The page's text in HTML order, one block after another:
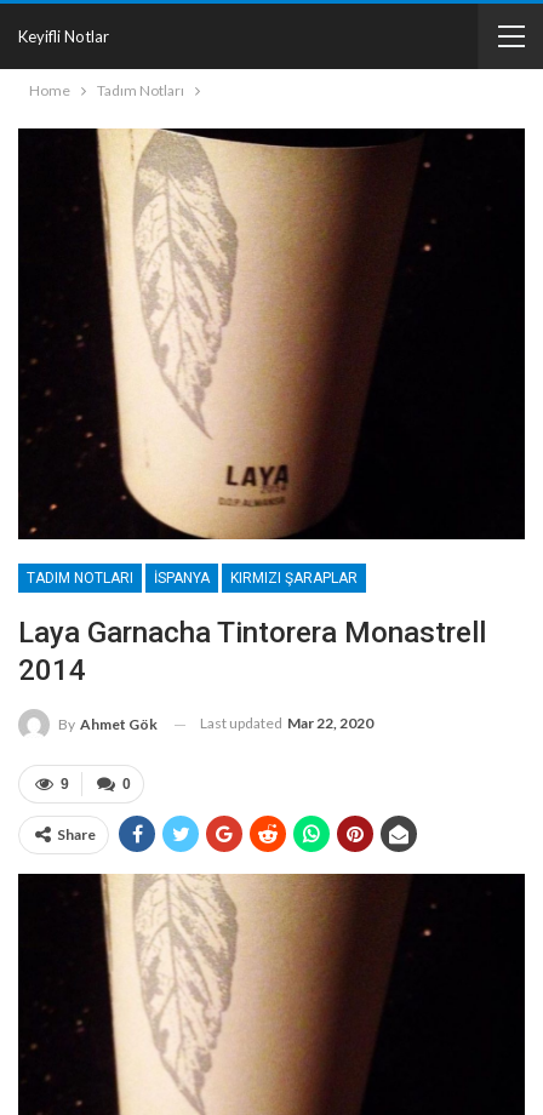
Keyifli Notlar
Home Tadım Notları
TADIM NOTLARI İSPANYA KIRMIZI ŞARAPLAR
Laya Garnacha Tintorera Monastrell
2014
By Ahmet Gök Last updated Mar 22, 2020
0
9
Share